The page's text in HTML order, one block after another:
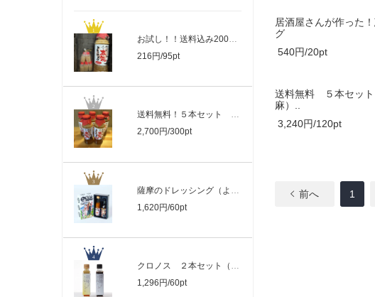
お試し！！送料込み200円！居酒屋さんが..
216円/95pt
送料無料！５本セット 居酒屋さんが作っ..
2,700円/300pt
1,620円/60pt
クロノス ２本セット（胡麻・醬油）黒酢..
1,296円/60pt
居酒屋さんが作った
グ
540円/20pt
送料無料 ５本セッ
麻）..
3,240円/120pt
前へ 1